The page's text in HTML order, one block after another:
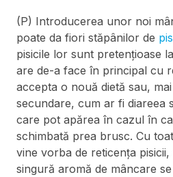
(P) Introducerea unor noi
poate da fiori stăpânilor de
pisicile lor sunt pretențioase
are de-a face în principal cu
accepta o nouă dietă sau,
secundare, cum ar fi diareea
care pot apărea în cazul în
schimbată prea brusc. Cu
vine vorba de reticența
singură aromă de mâncare